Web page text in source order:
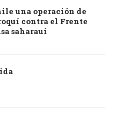
una operación de
contra el Frente
saharaui